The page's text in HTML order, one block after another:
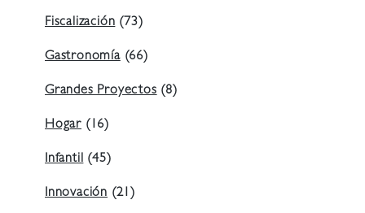
Fiscalización (73)
Gastronomía(66)
Grandes Proyectos (8)
Hogar (16)
Infantil (45)
Innovación (21)